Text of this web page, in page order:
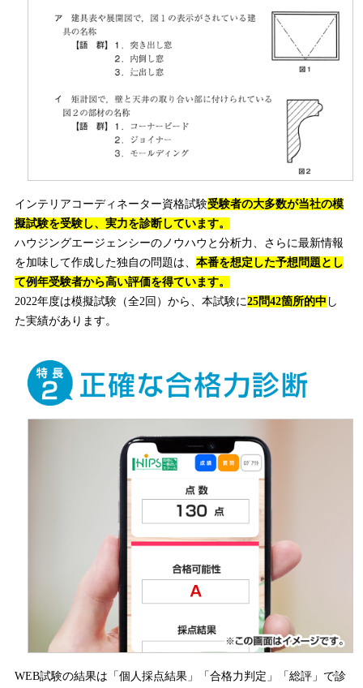
インテリアコーディネーター資格試験受験者の大多数が当社の模
擬試験を受験し、実力を診断しています。
ハウジングエージェンシーのノウハウと分析力、さらに最新情報
を加味して作成した独自の問題は、 本番を想定した予想問題とし
て例年受験者から高い評価を得ています。
2022年度は模擬試験（全2回）から、本試験に25問42箇所的中 し
た実績があります。
WEB試験の結果は「個人採点結果」「合格力判定」「総評」で診